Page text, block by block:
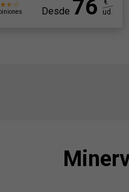
Desde 76
€
ud.